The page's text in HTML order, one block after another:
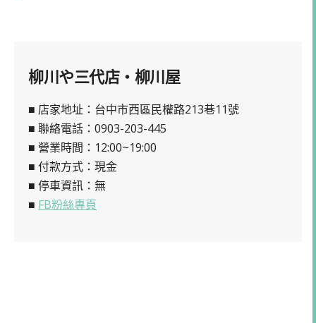
柳川や三代店・柳川屋
■ 店家地址：台中市西區民權路213巷11號
■ 聯絡電話：0903-203-445
■ 營業時間：12:00~19:00
■ 付款方式：現金
■ 停車資訊：無
■ FB粉絲專頁